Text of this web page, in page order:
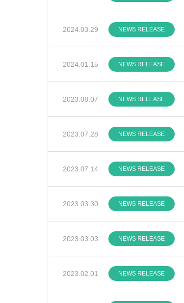
2024.03.29 NEWS RELEASE
2024.01.15 NEWS RELEASE
2023.08.07 NEWS RELEASE
2023.07.28 NEWS RELEASE
2023.07.14 NEWS RELEASE
2023.03.30 NEWS RELEASE
2023.03.03 NEWS RELEASE
2023.02.01 NEWS RELEASE